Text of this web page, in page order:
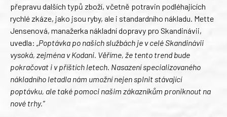
přepravu dalších typů zboží, včetně potravin podléhajících
rychlé zkáze, jako jsou ryby, ale i standardního nákladu. Mette
Jensenová, manažerka nákladní dopravy pro Skandinávii,
uvedla: „Poptávka po našich službách je v celé Skandinávii
vysoká, zejména v Kodani. Věříme, že tento trend bude
pokračovat i v příštích letech. Nasazení specializovaného
nákladního letadla nám umožní nejen splnit stávající
poptávku, ale také pomoci našim zákazníkům proniknout na
nové trhy.“